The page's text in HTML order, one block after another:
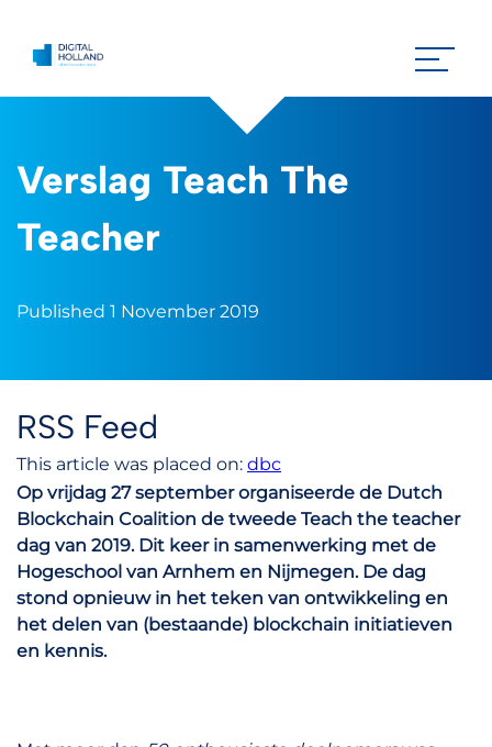
Verslag Teach The
Teacher
Published 1 November 2019
RSS Feed
This article was placed on: dbc
Op vrijdag 27 september organiseerde de Dutch
Blockchain Coalition de tweede Teach the teacher
dag van 2019. Dit keer in samenwerking met de
Hogeschool van Arnhem en Nijmegen. De dag
stond opnieuw in het teken van ontwikkeling en
het delen van (bestaande) blockchain initiatieven
en kennis.